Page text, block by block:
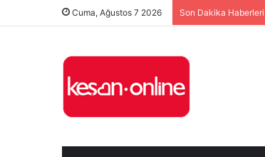
Cuma, Ağustos 7 2026 Son Dakika Haberleri